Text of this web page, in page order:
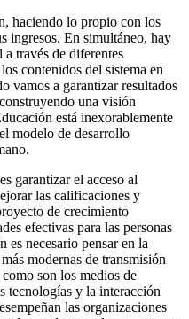
haciendo lo propio con los
ingresos. En simultáneo, hay
través de diferentes
contenidos del sistema en
vamos a garantizar resultados
una visión
está inexorablemente
modelo de desarrollo
garantizar el acceso al
las calificaciones y
de crecimiento
efectivas para las personas
es necesario pensar en la
modernas de transmisión
son los medios de
tecnologías y la interacción
las organizaciones